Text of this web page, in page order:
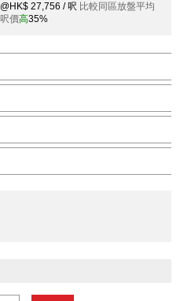
@HK$ 27,756 / 呎 比較同區放盤平均
呎價高35%